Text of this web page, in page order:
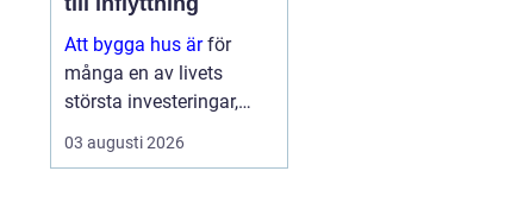
Att bygga hus ärför
många en av livets
största investeringar,
både känslomässigt och
ekonomiskt. Drömmen
03 augusti 2026